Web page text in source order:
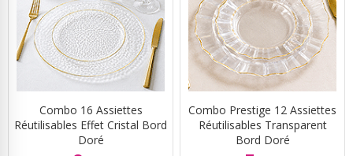
Combo 16 Assiettes
Réutilisables Effet Cristal Bord
Doré
Combo Prestige 12 Assiettes
Réutilisables Transparent
Bord Doré